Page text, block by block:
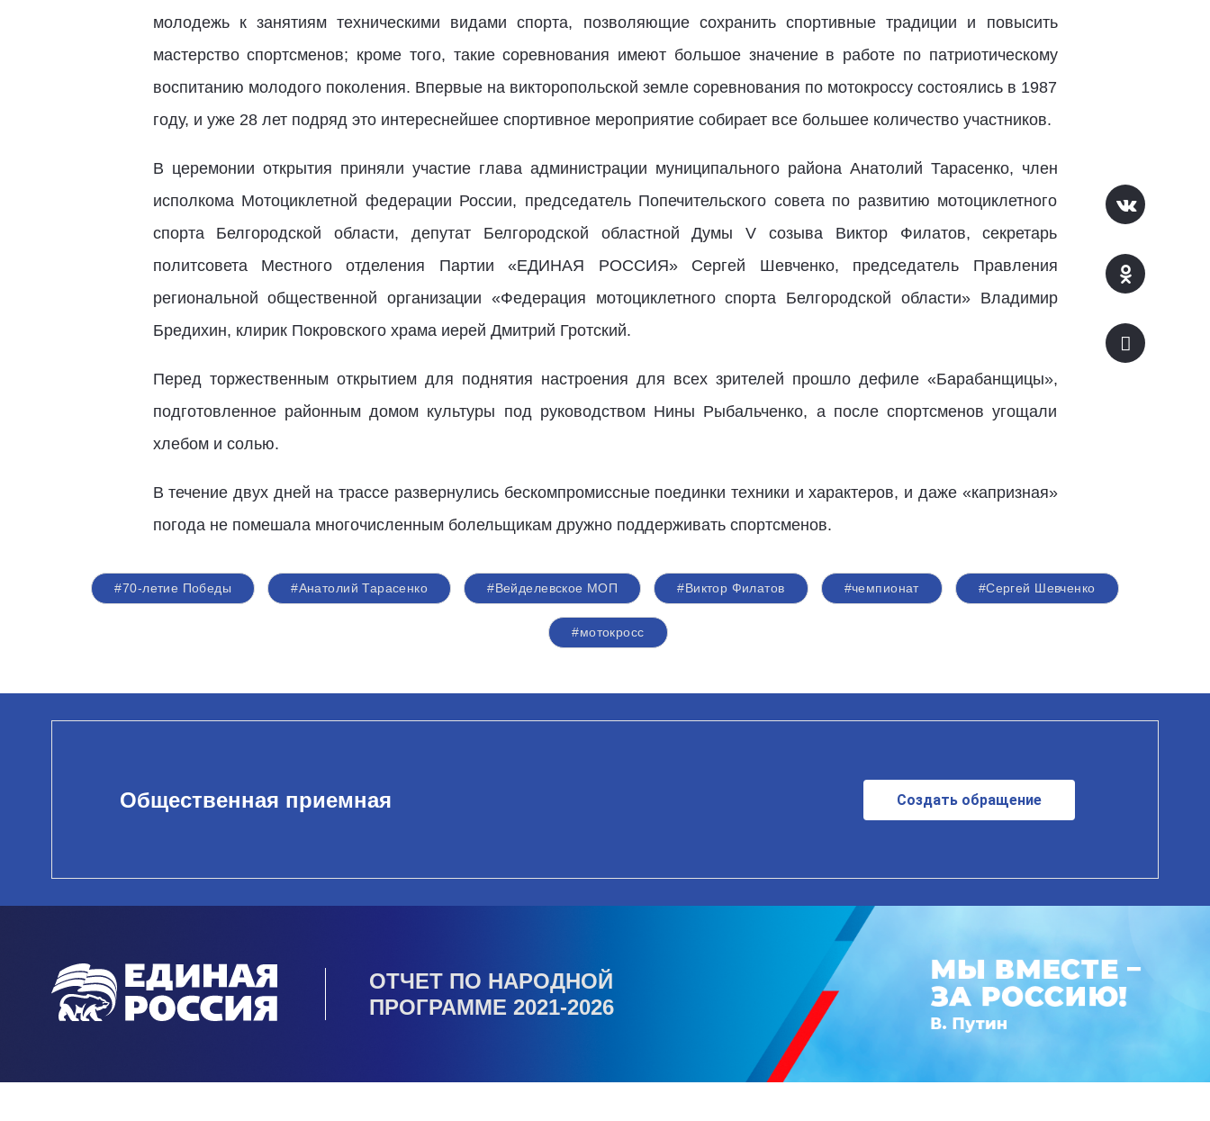
молодежь к занятиям техническими видами спорта, позволяющие сохранить спортивные традиции и повысить
мастерство спортсменов; кроме того, такие соревнования имеют большое значение в работе по патриотическому
воспитанию молодого поколения. Впервые на викторопольской земле соревнования по мотокроссу состоялись в 1987
году, и уже 28 лет подряд это интереснейшее спортивное мероприятие собирает все большее количество участников.
В церемонии открытия приняли участие глава администрации муниципального района Анатолий Тарасенко, член
исполкома Мотоциклетной федерации России, председатель Попечительского совета по развитию мотоциклетного
спорта Белгородской области, депутат Белгородской областной Думы V созыва Виктор Филатов, секретарь
политсовета Местного отделения Партии «ЕДИНАЯ РОССИЯ» Сергей Шевченко, председатель Правления
региональной общественной организации «Федерация мотоциклетного спорта Белгородской области» Владимир
Бредихин, клирик Покровского храма иерей Дмитрий Гротский.
Перед торжественным открытием для поднятия настроения для всех зрителей прошло дефиле «Барабанщицы»,
подготовленное районным домом культуры под руководством Нины Рыбальченко, а после спортсменов угощали
хлебом и солью.
В течение двух дней на трассе развернулись бескомпромиссные поединки техники и характеров, и даже «капризная»
погода не помешала многочисленным болельщикам дружно поддерживать спортсменов.
#70-летие Победы #Анатолий Тарасенко #Вейделевское МОП #Виктор Филатов #чемпионат #Сергей Шевченко
#мотокросс
Общественная приемная Создать обращение
ОТЧЕТ ПО НАРОДНОЙ
ПРОГРАММЕ 2021-2026